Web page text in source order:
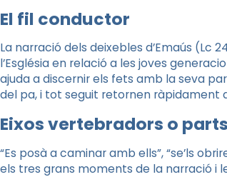
El fil conductor
La narració dels deixebles d’Emaús (Lc
l’Església en relació a les joves
ajuda a discernir els fets amb la seva
del pa, i tot seguit retornen ràpidament
Eixos vertebradors o
“Es posà a caminar amb ells”, “se’ls
els tres grans moments de la narració i